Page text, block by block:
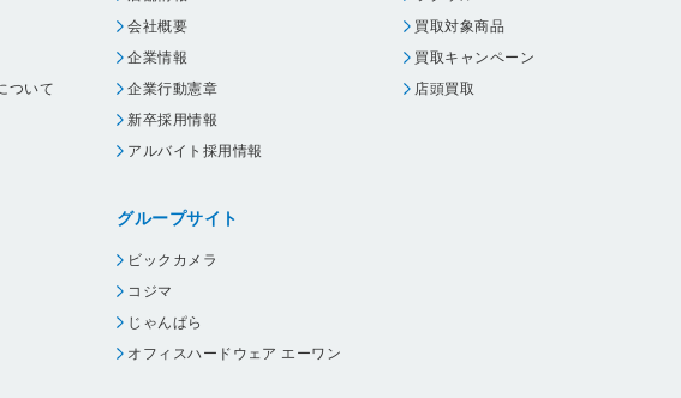
ついて
会社概要
企業情報
企業行動憲章
新卒採用情報
アルバイト採用情報
グループサイト
ビックカメラ
コジマ
じゃんぱら
オフィスハードウェア エーワン
買取対象商品
買取キャンペーン
店頭買取